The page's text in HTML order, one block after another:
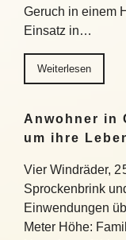
Geruch in einem
Einsatz in…
Weiterlesen
Anwohner in
um ihre
Vier Windräder,
Sprockenbrink
Einwendungen
Meter Höhe: